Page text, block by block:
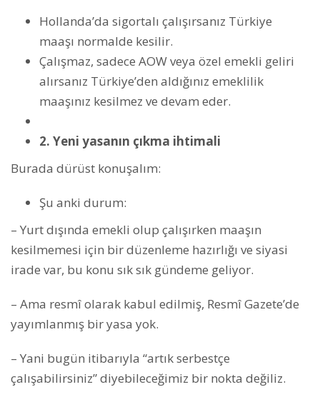
Hollanda’da sigortalı çalışırsanız Türkiye
maaşı normalde kesilir.
Çalışmaz, sadece AOW veya özel emekli geliri
alırsanız Türkiye’den aldığınız emeklilik
maaşınız kesilmez ve devam eder.
2. Yeni yasanın çıkma ihtimali
Burada dürüst konuşalım:
Şu anki durum:
– Yurt dışında emekli olup çalışırken maaşın
kesilmemesi için bir düzenleme hazırlığı ve siyasi
irade var, bu konu sık sık gündeme geliyor.
– Ama resmî olarak kabul edilmiş, Resmî Gazete’de
yayımlanmış bir yasa yok.
– Yani bugün itibarıyla “artık serbestçe
çalışabilirsiniz” diyebileceğimiz bir nokta değiliz.